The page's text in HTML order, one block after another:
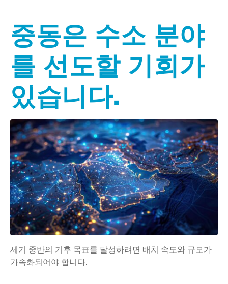
중동은 수소 분야
를 선도할 기회가
있습니다.
세기 중반의 기후 목표를 달성하려면 배치 속도와 규모가
가속화되어야 합니다.